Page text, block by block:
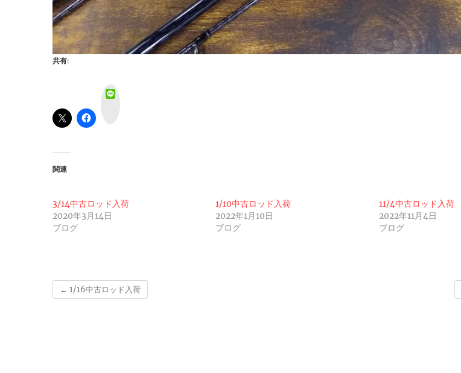
共有:
関連
3/14中古ロッド入荷
2020年3月14日
ブログ
1/10中古ロッド入荷
2022年1月10日
ブログ
11/4中古ロッド入荷
2022年11月4日
ブログ
← 1/16中古ロッド入荷